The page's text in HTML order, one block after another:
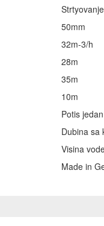
50mm
32m-3/h
28m
35m
10m
Potis
Dubina sa
Visina
Made in